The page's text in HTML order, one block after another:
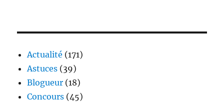
Actualité (171)
Astuces (39)
Blogueur (18)
Concours (45)